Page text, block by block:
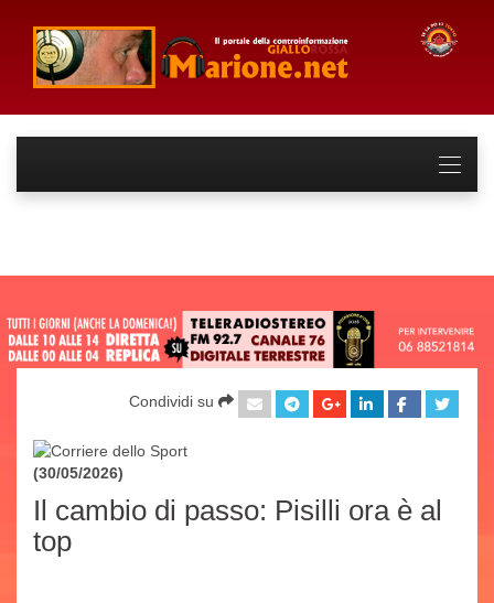
Condividi su
(30/05/2026)
Il cambio di passo: Pisilli ora è al
top